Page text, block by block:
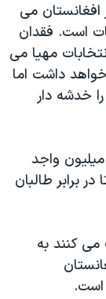
افغانستان می
است. فقدان
مهیا می
داشت اما
خدشه دار
رییس ماموریت امدادی سازمان ملل از ۱۷ میلیون واجد
برابر طالبان
کنند به
است.